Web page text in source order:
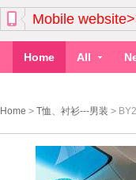
Mobile
Home All
Home > T恤、衬衫---男装 >